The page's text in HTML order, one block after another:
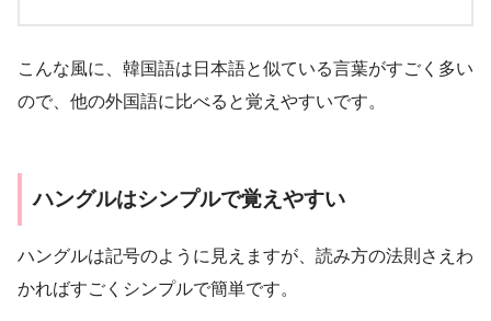
こんな風に、韓国語は日本語と似ている言葉がすごく多い
ので、他の外国語に比べると覚えやすいです。
ハングルはシンプルで覚えやすい
ハングルは記号のように見えますが、読み方の法則さえわ
かればすごくシンプルで簡単です。